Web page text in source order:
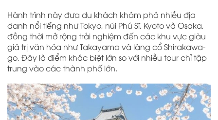
Hành trình này đưa du khách khám phá nhiều địa
danh nổi tiếng như Tokyo, núi Phú Sĩ, Kyoto và Osaka,
đồng thời mở rộng trải nghiệm đến các khu vực giàu
giá trị văn hóa như Takayama và làng cổ Shirakawa-
go. Đây là điểm khác biệt lớn so với nhiều tour chỉ tập
trung vào các thành phố lớn.